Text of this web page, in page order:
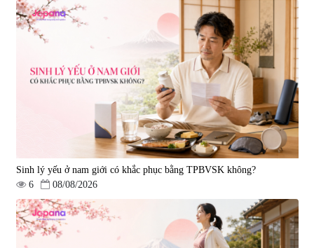
Viên uống bổ não Ribeto Shoji
57.920
1.450.000 đ
Viên nang uống cải thiện thị lực,
trí nhớ DHA + EPA + Flaxseed
Oil 30 viên/gói - Date 02/2027
|52.346
225.000 đ
Tẩy tế bào chết Nichiei Bussan
Nano NMN+ Peeling Gel
Viên uống hỗ trợ bền thành
mạch, ngừa tai biến Elastin Plus
Sinh lý yếu ở nam giới có khắc phục bằng TPBVSK không?
6
08/08/2026